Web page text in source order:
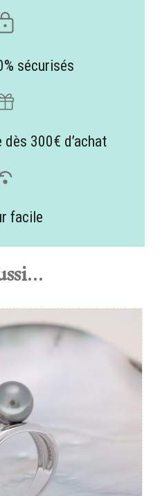
sécurisés
300€ d’achat
facile